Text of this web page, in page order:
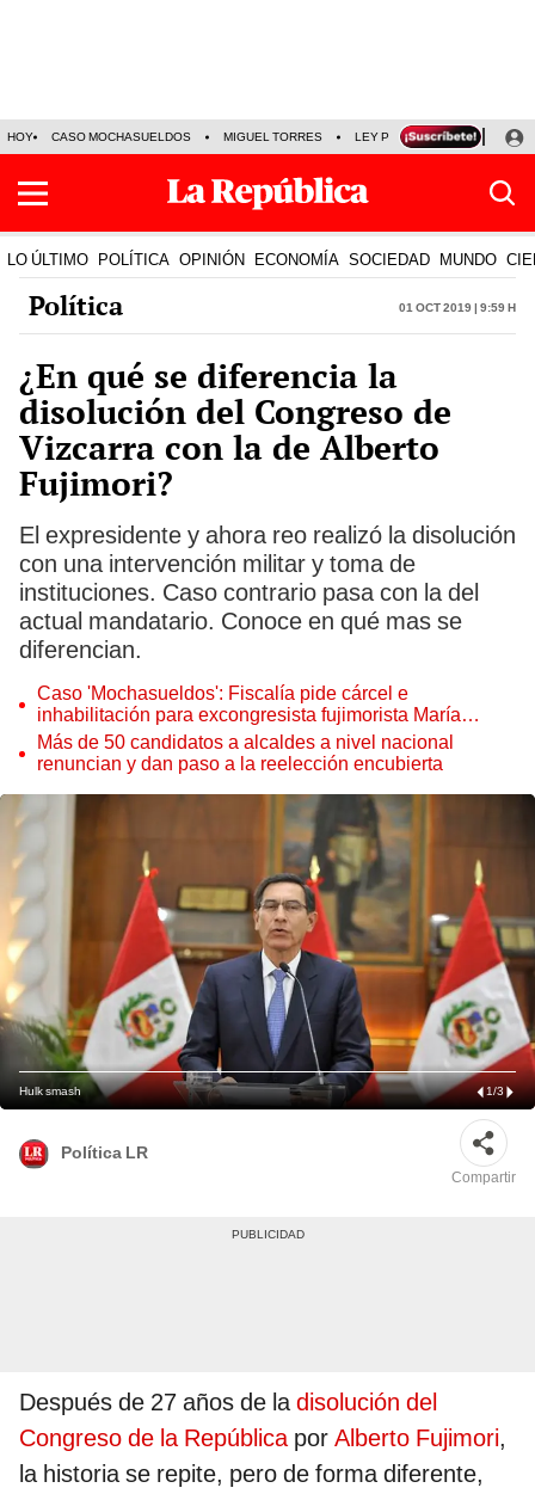
HOY CASO MOCHASUELDOS MIGUEL TORRES LEY PULPÍN PRECIO DEL
LO ÚLTIMO POLÍTICA OPINIÓN ECONOMÍA SOCIEDAD MUNDO
Política 01 Oct 2019 | 9:59 h
¿En qué se diferencia la
disolución del Congreso de
Vizcarra con la de Alberto
Fujimori?
El expresidente y ahora reo realizó la disolución
con una intervención militar y toma de
instituciones. Caso contrario pasa con la del
actual mandatario. Conoce en qué mas se
diferencian.
Caso 'Mochasueldos': Fiscalía pide cárcel e
inhabilitación para excongresista fujimorista María
Cordero Jon Tay
Más de 50 candidatos a alcaldes a nivel nacional
renuncian y dan paso a la reelección encubierta
Hulk smash 1/3
Política LR
Compartir
Después de 27 años de ladisolución del
Congreso de la Repúblicapor Alberto Fujimori,
la historia se repite, pero de forma diferente,